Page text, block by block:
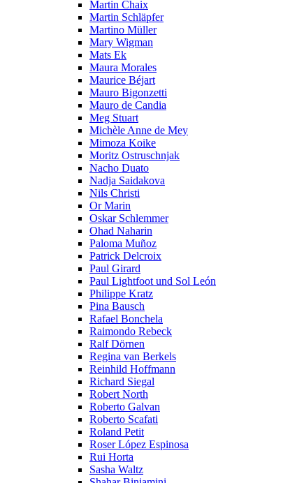
Martin Chaix
Martin Schläpfer
Martino Müller
Mary Wigman
Mats Ek
Maura Morales
Maurice Béjart
Mauro Bigonzetti
Mauro de Candia
Meg Stuart
Michèle Anne de Mey
Mimoza Koike
Moritz Ostruschnjak
Nacho Duato
Nadja Saidakova
Nils Christi
Or Marin
Oskar Schlemmer
Ohad Naharin
Paloma Muñoz
Patrick Delcroix
Paul Girard
Paul Lightfoot und Sol León
Philippe Kratz
Pina Bausch
Rafael Bonchela
Raimondo Rebeck
Ralf Dörnen
Regina van Berkels
Reinhild Hoffmann
Richard Siegal
Robert North
Roberto Galvan
Roberto Scafati
Roland Petit
Roser López Espinosa
Rui Horta
Sasha Waltz